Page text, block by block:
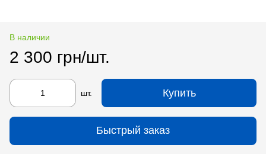
В наличии
2 300 грн/шт.
шт. Купить
Быстрый заказ